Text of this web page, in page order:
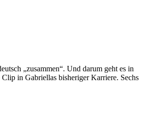
„zusammen“. Und darum geht es in
in Gabriellas bisheriger Karriere. Sechs